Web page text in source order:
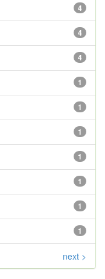
4
4
4
1
1
1
1
1
1
1
next >